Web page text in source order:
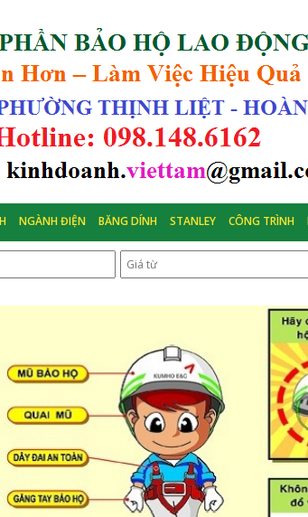
NGÀNH ĐIỆN BĂNG DÍNH STANLEY CÔNG TRÌNH